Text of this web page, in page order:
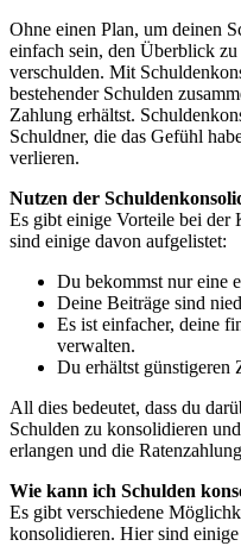
Ohne einen Plan, um deinen
einfach sein, den Überblick
verschulden. Mit
bestehender Schulden
Zahlung erhältst.
Schuldner, die das Gefühl
verlieren.
Nutzen der
Es gibt einige Vorteile bei der
sind einige davon aufgelistet:
Du bekommst nur eine
Deine Beiträge sind
Es ist einfacher, deine
verwalten.
Du erhältst günstigeren
All dies bedeutet, dass du
Schulden zu konsolidieren
erlangen und die
Wie kann ich Schulden
Es gibt verschiedene
konsolidieren. Hier sind